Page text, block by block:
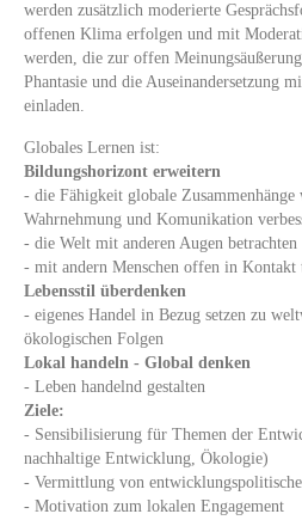
werden zusätzlich moderierte
offenen Klima erfolgen und mit
werden, die zur offen
Phantasie und die Auseinandersetzung
einladen.
Globales Lernen ist:
Bildungshorizont erweitern
- die Fähigkeit globale Zusammenhänge
Wahrnehmung und Komunikation
- die Welt mit anderen Augen betrachten
- mit andern Menschen offen in Kontakt
Lebensstil überdenken
- eigenes Handel in Bezug setzen zu
ökologischen Folgen
Lokal handeln - Global denken
- Leben handelnd gestalten
Ziele:
- Sensibilisierung für Themen der
nachhaltige Entwicklung, Ökologie)
- Vermittlung von
- Motivation zum lokalen Engagement